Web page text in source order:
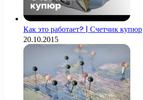
Как это работает? | Счетчик купюр
20.10.2015